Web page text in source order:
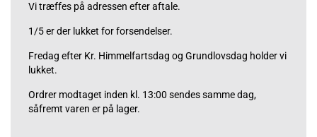
Vi træffes på adressen efter aftale.
1/5 er der lukket for forsendelser.
Fredag efter Kr. Himmelfartsdag og Grundlovsdag holder vi
lukket.
Ordrer modtaget inden kl. 13:00 sendes samme dag,
såfremt varen er på lager.